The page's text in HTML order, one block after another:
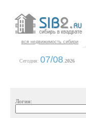
вся недвижимость сибири
Сегодня: 07/08 2026
Логин: